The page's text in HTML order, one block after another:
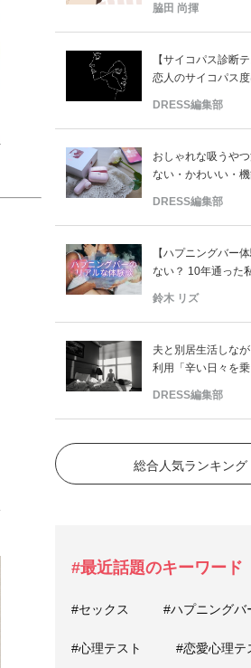
脇田 尚揮
【サイコパス診断
恋人のサイコパス
DRESS編集部
おしゃれな吸うや
ない・かわいい・
DRESS編集部
【ハプニングバー
ない？ 10年通った
鈴木 リズ
夫と別居生活しな
利用「辛い日々を
DRESS編集部
総合人気ランキング
#最近話題のキーワード
#セックス #ハプニングバ
#心理テスト #恋愛心理テ